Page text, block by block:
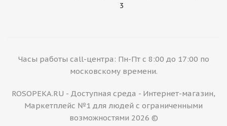
3
Часы работы call-центра: Пн-Пт с 8:00 до 17:00 по
московскому времени.
ROSOPEKA.RU - Доступная среда - Интернет-магазин,
Маркетплейс №1 для людей с ограниченными
возможностями 2026 ©